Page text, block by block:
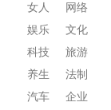
网络
文化
旅游
法制
企业
女人
娱乐
科技
养生
汽车